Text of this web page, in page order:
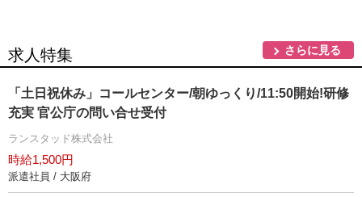
求人特集 さらに見る
「土日祝休み」コールセンター/朝ゆっくり/11:50開始!研修
充実 官公庁の問い合せ受付
ランスタッド株式会社
時給1,500円
派遣社員 / 大阪府